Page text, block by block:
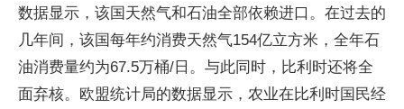
数据显示，该国天然气和石油全部依赖进口。在过去的
几年间，该国每年约消费天然气154亿立方米，全年石
油消费量约为67.5万桶/日。与此同时，比利时还将全
面弃核。欧盟统计局的数据显示，农业在比利时国民经